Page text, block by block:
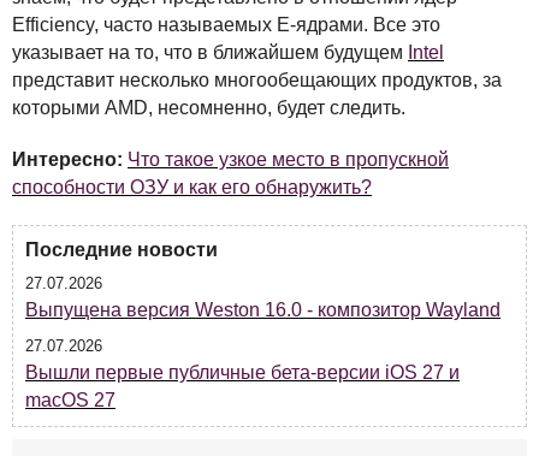
Efficiency, часто называемых E-ядрами. Все это
указывает на то, что в ближайшем будущем Intel
представит несколько многообещающих продуктов, за
которыми AMD, несомненно, будет следить.
Интересно: Что такое узкое место в пропускной
способности ОЗУ и как его обнаружить?
Последние новости
27.07.2026
Выпущена версия Weston 16.0 - композитор Wayland
27.07.2026
Вышли первые публичные бета-версии iOS 27 и
macOS 27